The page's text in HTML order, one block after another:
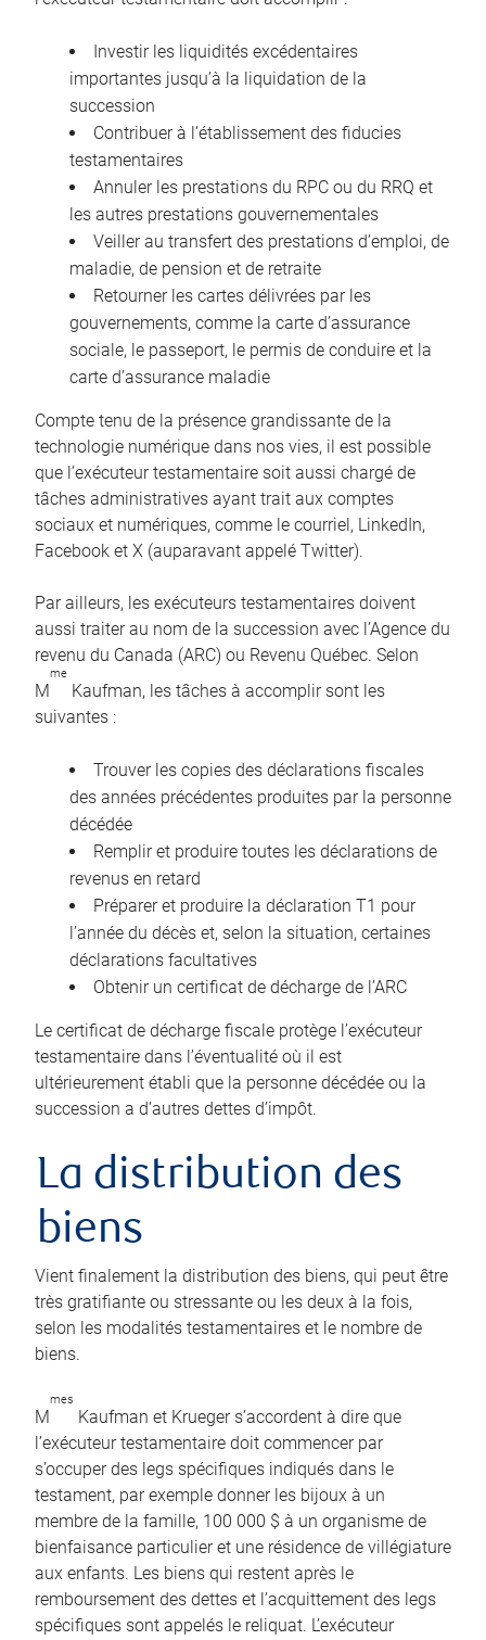
Investir les liquidités excédentaires
importantes jusqu’à la liquidation de la
succession
Contribuer à l’établissement des fiducies
testamentaires
Annuler les prestations du RPC ou du RRQ et
les autres prestations gouvernementales
Veiller au transfert des prestations d’emploi, de
maladie, de pension et de retraite
Retourner les cartes délivrées par les
gouvernements, comme la carte d’assurance
sociale, le passeport, le permis de conduire et la
carte d’assurance maladie
Compte tenu de la présence grandissante de la
technologie numérique dans nos vies, il est possible
que l’exécuteur testamentaire soit aussi chargé de
tâches administratives ayant trait aux comptes
sociaux et numériques, comme le courriel, LinkedIn,
Facebook et X (auparavant appelé Twitter).
Par ailleurs, les exécuteurs testamentaires doivent
aussi traiter au nom de la succession avec l’Agence du
revenu du Canada (ARC) ou Revenu Québec. Selon
M
me
Kaufman, les tâches à accomplir sont les
suivantes :
Trouver les copies des déclarations fiscales
des années précédentes produites par la personne
décédée
Remplir et produire toutes les déclarations de
revenus en retard
Préparer et produire la déclaration T1 pour
l’année du décès et, selon la situation, certaines
déclarations facultatives
Obtenir un certificat de décharge de l’ARC
Le certificat de décharge fiscale protège l’exécuteur
testamentaire dans l’éventualité où il est
ultérieurement établi que la personne décédée ou la
succession a d’autres dettes d’impôt.
La distribution des
biens
Vient finalement la distribution des biens, qui peut être
très gratifiante ou stressante ou les deux à la fois,
selon les modalités testamentaires et le nombre de
biens.
M
mes
Kaufman et Krueger s’accordent à dire que
l’exécuteur testamentaire doit commencer par
s’occuper des legs spécifiques indiqués dans le
testament, par exemple donner les bijoux à un
membre de la famille, 100 000 $ à un organisme de
bienfaisance particulier et une résidence de villégiature
aux enfants. Les biens qui restent après le
remboursement des dettes et l’acquittement des legs
spécifiques sont appelés le reliquat. L’exécuteur